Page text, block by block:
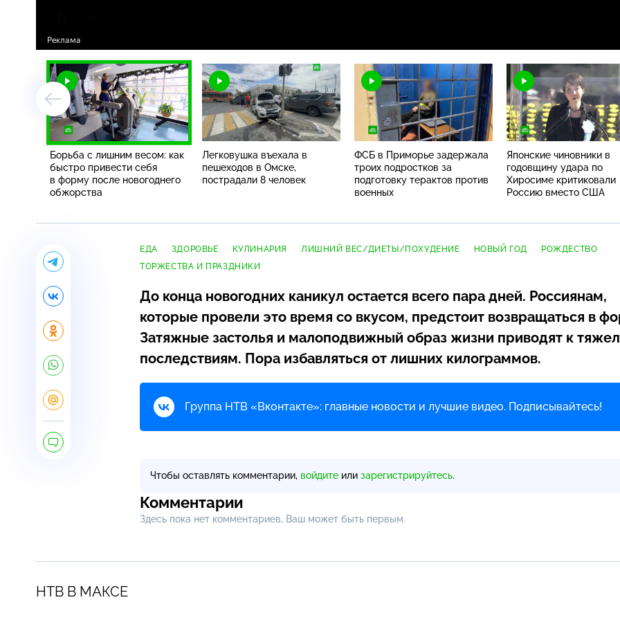
Борьба с лишним весом: как
быстро привести себя
в форму после новогоднего
обжорства
Легковушка въехала в
пешеходов в Омске,
пострадали 8 человек
ФСБ в Приморье задержала
троих подростков за
подготовку терактов против
военных
Японские чиновники в
годовщину удара по
Хиросиме критиковали
Россию вместо США
ЕДА ЗДОРОВЬЕ КУЛИНАРИЯ ЛИШНИЙ ВЕС/ДИЕТЫ/ПОХУДЕНИЕ НОВЫЙ ГОД
РОЖДЕСТВО
ТОРЖЕСТВА И ПРАЗДНИКИ
До конца новогодних каникул остается всего пара дней. Россиянам,
которые провели это время со вкусом, предстоит возвращаться в
Затяжные застолья и малоподвижный образ жизни приводят к
последствиям. Пора избавляться от лишних килограммов.
Группа НТВ «Вконтакте»: главные новости и лучшие видео. Подписывайтесь!
Чтобы оставлять комментарии, войдите или зарегистрируйтесь.
Комментарии
Здесь пока нет комментариев, Ваш может быть первым.
НТВ В МАКСЕ